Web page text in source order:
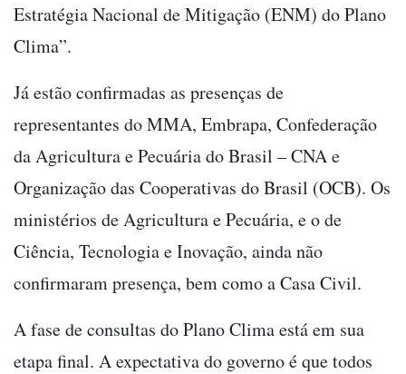
Estratégia Nacional de Mitigação (ENM) do Plano
Clima”.
Já estão confirmadas as presenças de
representantes do MMA, Embrapa, Confederação
da Agricultura e Pecuária do Brasil – CNA e
Organização das Cooperativas do Brasil (OCB). Os
ministérios de Agricultura e Pecuária, e o de
Ciência, Tecnologia e Inovação, ainda não
confirmaram presença, bem como a Casa Civil.
A fase de consultas do Plano Clima está em sua
etapa final. A expectativa do governo é que todos